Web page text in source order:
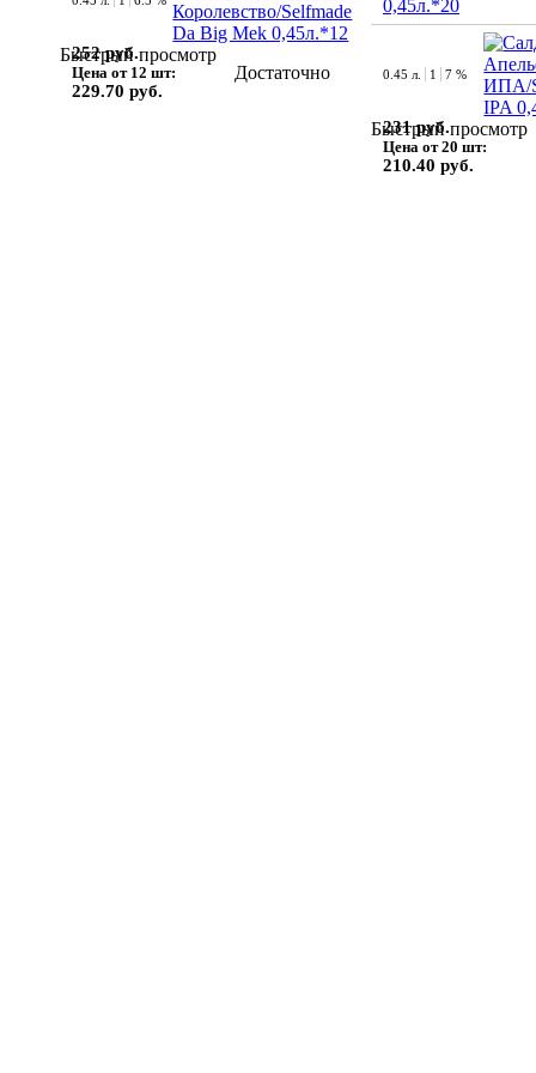
Быстрый просмотр
252 руб.
Цена от 12 шт:
229.70 руб.
Достаточно
0,45л.*20
Быстрый просмотр
0.45 л. 1 7 %
231 руб.
Цена от 20 шт:
210.40 руб.